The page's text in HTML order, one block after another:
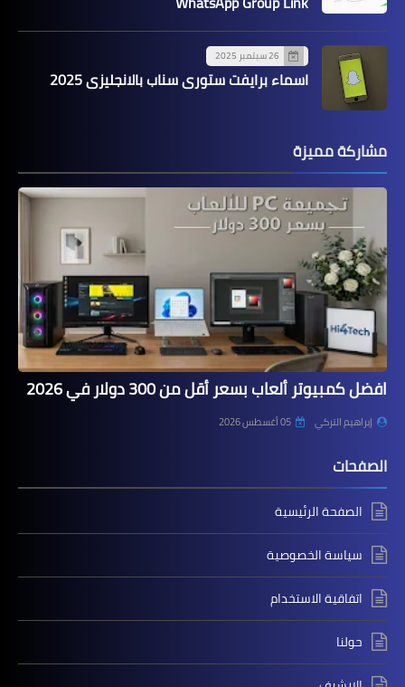
26 سبتمبر 2025
اسماء برايفت ستوري سناب بالانجليزي 2025
مشاركة مميزة
افضل كمبيوتر ألعاب بسعر أقل من 300 دولار في 2026
إبراهيم التركي 05 أغسطس 2026
الصفحات
الصفحة الرئيسية
سياسة الخصوصية
اتفاقية الاستخدام
حولنا